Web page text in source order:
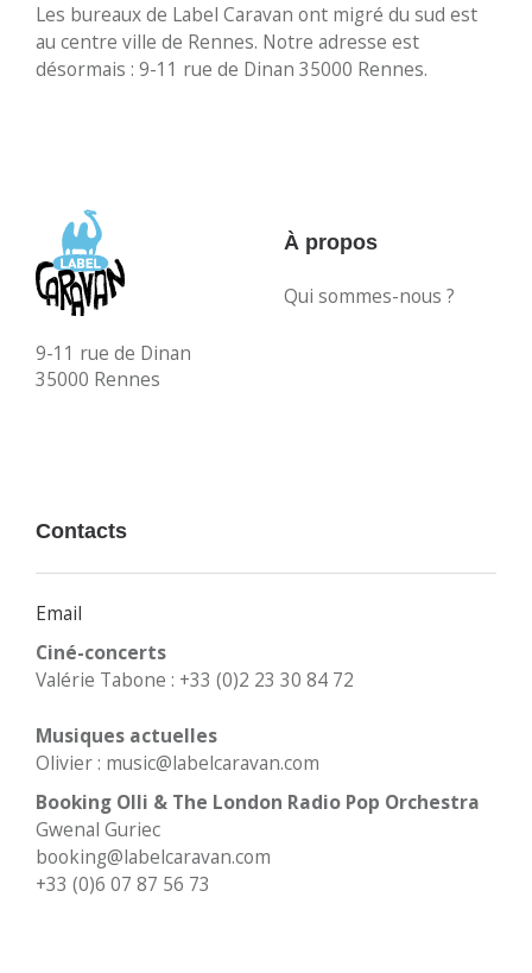
Les bureaux de Label Caravan ont migré du sud est
au centre ville de Rennes. Notre adresse est
désormais : 9-11 rue de Dinan 35000 Rennes.
9-11 rue de Dinan
35000 Rennes
À propos
Qui sommes-nous ?
Contacts
Email
Ciné-concerts
Valérie Tabone : +33 (0)2 23 30 84 72
Musiques actuelles
Olivier : music@labelcaravan.com
Booking Olli & The London Radio Pop Orchestra
Gwenal Guriec
booking@labelcaravan.com
+33 (0)6 07 87 56 73